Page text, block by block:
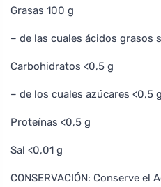
Grasas 100 g
– de las cuales ácidos grasos
Carbohidratos <0,5 g
– de los cuales azúcares <0,5 g
Proteínas <0,5 g
Sal <0,01 g
CONSERVACIÓN: Conserve el